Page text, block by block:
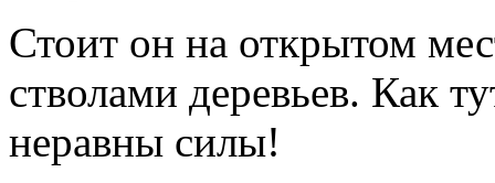
Стоит он на открытом
стволами деревьев. Как
неравны силы!